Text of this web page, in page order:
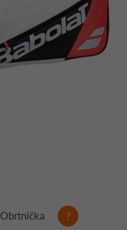
Obrtnička ?